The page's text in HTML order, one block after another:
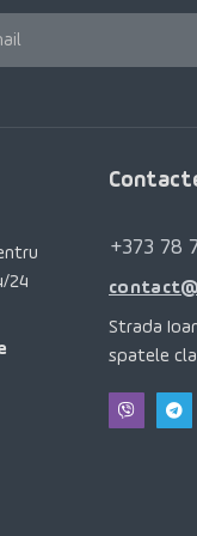
24
+373 78
Strada
spatele